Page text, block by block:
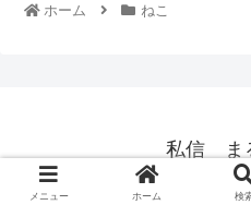
ホーム ねこ
私信 ま
© 2008 私信
メニュー ホーム 検